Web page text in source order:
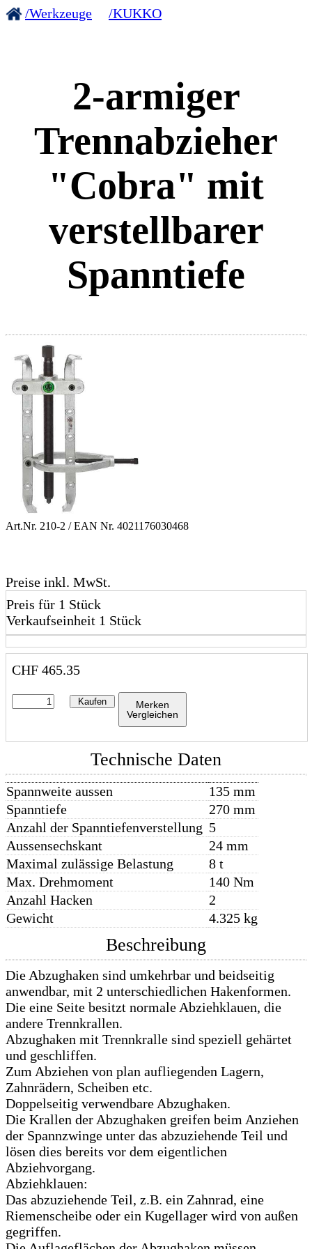
/Werkzeuge /KUKKO
2-armiger
Trennabzieher
"Cobra" mit
verstellbarer
Spanntiefe
Art.Nr. 210-2 / EAN Nr. 4021176030468
Preise inkl. MwSt.
Preis für 1 Stück
Verkaufseinheit 1 Stück
CHF 465.35
Kaufen
Merken
Vergleichen
Technische Daten
Spannweite aussen
135 mm
Spanntiefe
270 mm
Anzahl der Spanntiefenverstellung 5
Aussensechskant
24 mm
Maximal zulässige Belastung
8 t
Max. Drehmoment
140 Nm
Anzahl Hacken
2
Gewicht
4.325 kg
Beschreibung
Die Abzughaken sind umkehrbar und beidseitig
anwendbar, mit 2 unterschiedlichen Hakenformen.
Die eine Seite besitzt normale Abziehklauen, die
andere Trennkrallen.
Abzughaken mit Trennkralle sind speziell gehärtet
und geschliffen.
Zum Abziehen von plan aufliegenden Lagern,
Zahnrädern, Scheiben etc.
Doppelseitig verwendbare Abzughaken.
Die Krallen der Abzughaken greifen beim Anziehen
der Spannzwinge unter das abzuziehende Teil und
lösen dies bereits vor dem eigentlichen
Abziehvorgang.
Abziehklauen:
Das abzuziehende Teil, z.B. ein Zahnrad, eine
Riemenscheibe oder ein Kugellager wird von außen
gegriffen.